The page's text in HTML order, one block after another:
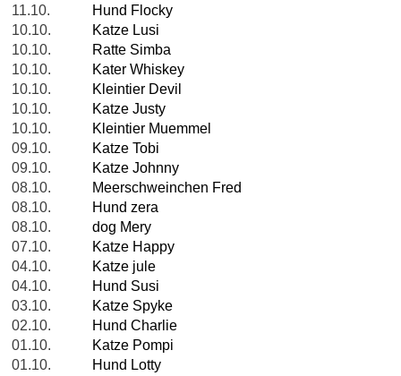
11.10.
Hund Flocky
10.10.
Katze Lusi
10.10.
Ratte Simba
10.10.
Kater Whiskey
10.10.
Kleintier Devil
10.10.
Katze Justy
10.10.
Kleintier Muemmel
09.10.
Katze Tobi
09.10.
Katze Johnny
08.10.
Meerschweinchen Fred
08.10.
Hund zera
08.10.
dog Mery
07.10.
Katze Happy
04.10.
Katze jule
04.10.
Hund Susi
03.10.
Katze Spyke
02.10.
Hund Charlie
01.10.
Katze Pompi
01.10.
Hund Lotty